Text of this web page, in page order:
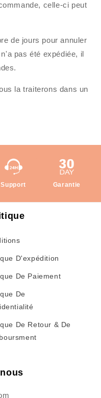
celle-ci peut
de jours pour annuler
pas été expédiée, il
la traiterons dans un
Support Garantie
D'expédition
De Paiement
De
De Retour & De